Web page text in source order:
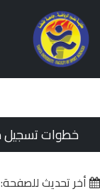
خطوات تسجيل
أخر تحديث للصفحة: 8/8/2022